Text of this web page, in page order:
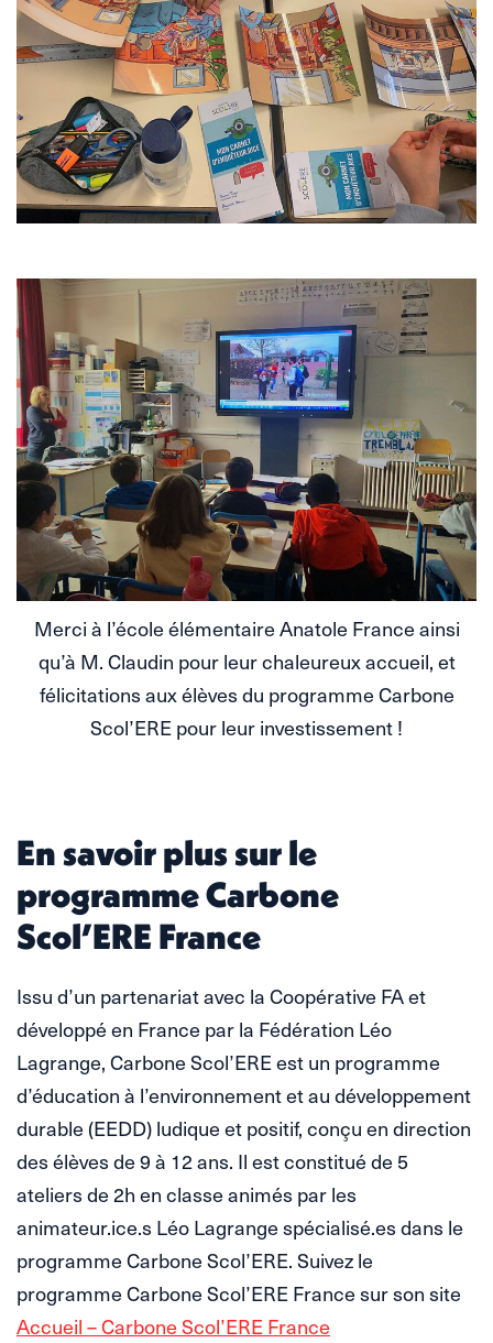
Merci à l’école élémentaire Anatole France ainsi
qu’à M. Claudin pour leur chaleureux accueil, et
félicitations aux élèves du programme Carbone
Scol’ERE pour leur investissement !
En savoir plus sur le
programme Carbone
Scol’ERE France
Issu d’un partenariat avec la Coopérative FA et
développé en France par la Fédération Léo
Lagrange, Carbone Scol’ERE est un programme
d’éducation à l’environnement et au développement
durable (EEDD) ludique et positif, conçu en direction
des élèves de 9 à 12 ans. Il est constitué de 5
ateliers de 2h en classe animés par les
animateur.ice.s Léo Lagrange spécialisé.es dans le
programme Carbone Scol’ERE. Suivez le
programme Carbone Scol’ERE France sur son site
Accueil – Carbone Scol’ERE France